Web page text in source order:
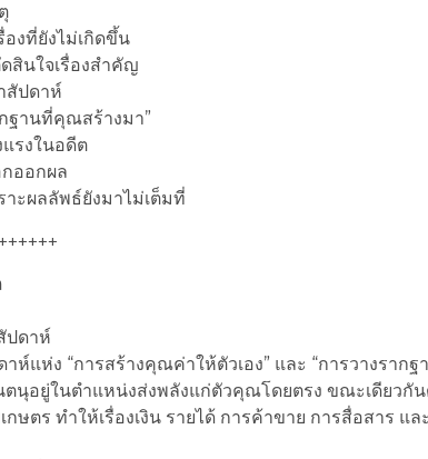
งที่ยังไม่เกิดขึ้น
สินใจเรื่องสำคัญ
สัปดาห์
ฐานที่คุณสร้างมา”
รงในอดีต
ออกผล
าะผลลัพธ์ยังมาไม่เต็มที่
ปดาห์
ห์แห่ง “การสร้างคุณค่าให้ตัวเอง” และ “การวางราก
ตนุอยู่ในตำแหน่งส่งพลังแก่ตัวคุณโดยตรง ขณะเดียวกัน
ษตร ทำให้เรื่องเงิน รายได้ การค้าขาย การสื่อสาร แ